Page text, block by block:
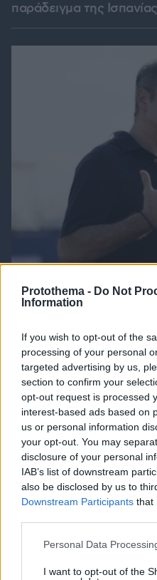
Protothema - Do Not
Information
If you wish to opt-out of the
processing of your personal
targeted advertising by us,
section to confirm your
opt-out request is processed
interest-based ads based on
us or personal information
your opt-out. You may
disclosure of your personal
IAB’s list of downstream
also be disclosed by us to
Downstream Participants that
Please note that this
not limited to your visit or
Personal Data
I want to opt-out of the
παράδειγμα της Ισπανίας
Κυριάκος Μητσοτάκης:
αγαπημένο μου
07.08.2026, 19:39